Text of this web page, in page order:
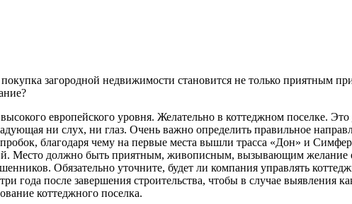
загородной недвижимости становится не только приятным
европейского уровня. Желательно в коттеджном поселке.
ни слух, ни глаз. Очень важно определить правильное
благодаря чему на первые места вышли трасса «Дон» и
Место должно быть приятным, живописным, вызывающим желание
Обязательно уточните, будет ли компания управлять
года после завершения строительства, чтобы в случае выявления
коттеджного поселка.